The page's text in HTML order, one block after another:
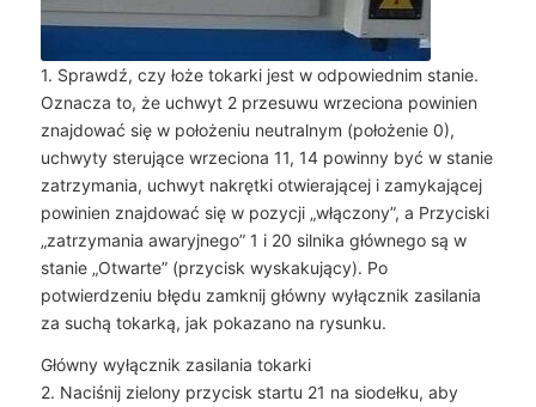
1. Sprawdź, czy łoże tokarki jest w odpowiednim stanie.
Oznacza to, że uchwyt 2 przesuwu wrzeciona powinien
znajdować się w położeniu neutralnym (położenie 0),
uchwyty sterujące wrzeciona 11, 14 powinny być w stanie
zatrzymania, uchwyt nakrętki otwierającej i zamykającej
powinien znajdować się w pozycji „włączony”, a Przyciski
„zatrzymania awaryjnego” 1 i 20 silnika głównego są w
stanie „Otwarte” (przycisk wyskakujący). Po
potwierdzeniu błędu zamknij główny wyłącznik zasilania
za suchą tokarką, jak pokazano na rysunku.
Główny wyłącznik zasilania tokarki
2. Naciśnij zielony przycisk startu 21 na siodełku, aby